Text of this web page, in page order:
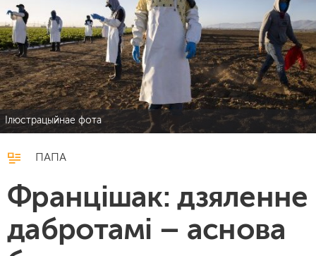
Ілюстрацыйнае фота
ПАПА
Францішак: дзяленне
дабротамі – аснова